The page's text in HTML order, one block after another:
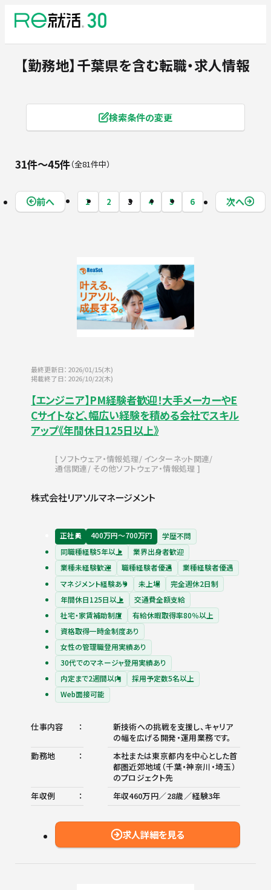
【勤務地】千葉県を含む転職・求人情報
検索条件の変更
前へ 1 2 3 4 5 6 次へ
31件〜45件 全81件中
最終更新日：2026/01/15(木)
掲載終了日：2026/10/22(木)
【エンジニア】PM経験者歓迎！大手メーカーやE
Cサイトなど、幅広い経験を積める会社でスキル
アップ《年間休日125日以上》
ソフトウェア・情報処理 インターネット関連
通信関連 その他ソフトウェア・情報処理
株式会社リアソルマネージメント
正社員 400万円〜700万円
学歴不問
同職種経験5年以上
業界出身者歓迎
業種未経験歓迎
職種経験者優遇
業種経験者優遇
マネジメント経験あり
未上場
完全週休2日制
年間休日125日以上
交通費全額支給
社宅・家賃補助制度
有給休暇取得率80％以上
資格取得一時金制度あり
女性の管理職登用実績あり
30代でのマネージャ登用実績あり
内定まで2週間以内
採用予定数5名以上
Web面接可能
仕事内容
新技術への挑戦を支援し、キャリア
の幅を広げる開発・運用業務です。
勤務地
本社または東京都内を中心とした首
都圏近郊地域（千葉・神奈川・埼玉）
のプロジェクト先
年収例
年収460万円／28歳／経験3年
求人詳細を見る